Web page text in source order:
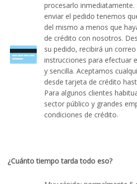
procesarlo inmediatamente.
enviar el pedido tenemos
del mismo a menos que
de crédito con nosotros.
su pedido, recibirá un
instrucciones para efectuar
y sencilla. Aceptamos
desde tarjeta de crédito
Para algunos clientes
sector público y grandes
condiciones de crédito.
¿Cuánto tiempo tarda todo eso?